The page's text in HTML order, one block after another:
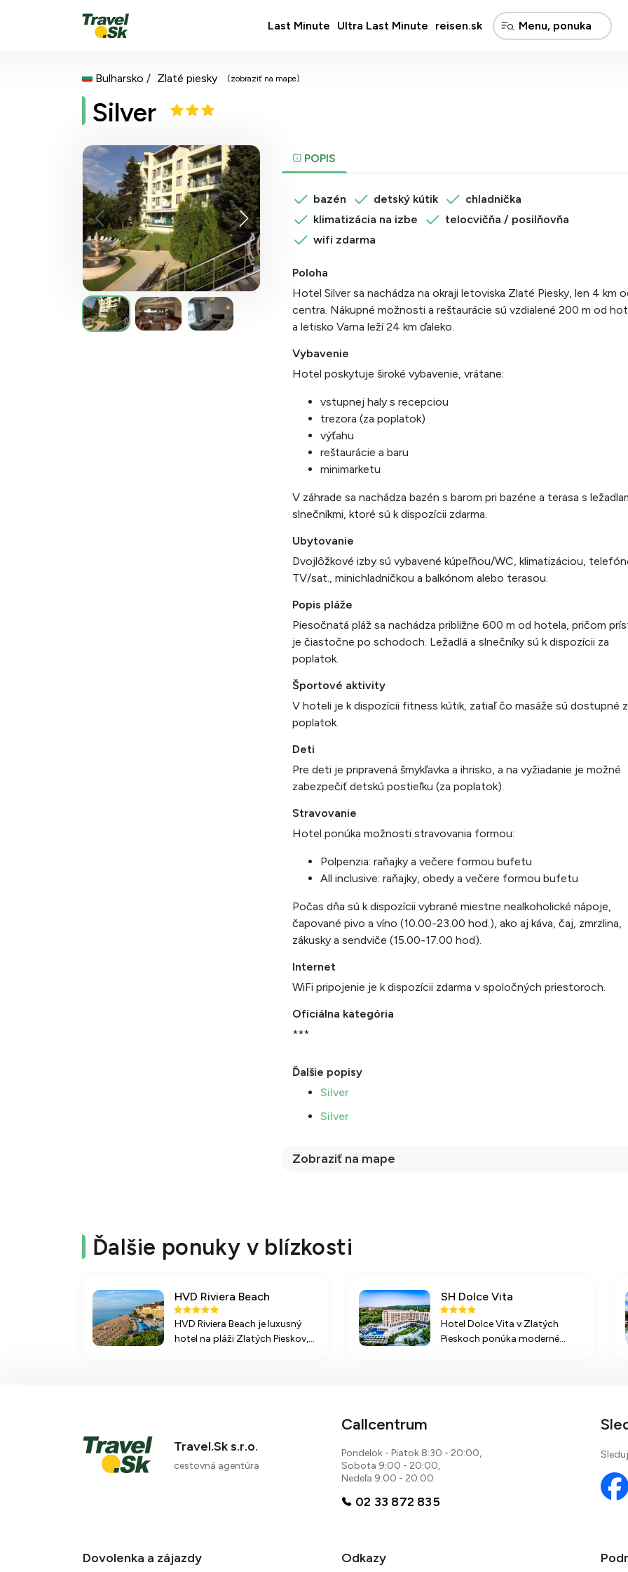
Last Minute Ultra Last Minute reisen.sk
Bulharsko Zlaté piesky (zobraziť na mape)
Silver
POPIS
bazén detský kútik
chladnička
klimatizácia na izbe
telocvičňa / posilňovňa
wifi zdarma
Poloha
Hotel Silver sa nachádza na okraji letoviska Zlaté Piesky, len 4 km
centra. Nákupné možnosti a reštaurácie sú vzdialené 200 m od
a letisko Varna leží 24 km ďaleko.
Vybavenie
Hotel poskytuje široké vybavenie, vrátane:
vstupnej haly s recepciou
trezora (za poplatok)
výťahu
reštaurácie a baru
minimarketu
V záhrade sa nachádza bazén s barom pri bazéne a terasa s
slnečníkmi, ktoré sú k dispozícii zdarma.
Ubytovanie
Dvojlôžkové izby sú vybavené kúpeľňou/WC, klimatizáciou,
TV/sat., minichladničkou a balkónom alebo terasou.
Popis pláže
Piesočnatá pláž sa nachádza približne 600 m od hotela, pričom
je čiastočne po schodoch. Ležadlá a slnečníky sú k dispozícii za
poplatok.
Športové aktivity
V hoteli je k dispozícii fitness kútik, zatiaľ čo masáže sú dostupné
poplatok.
Deti
Pre deti je pripravená šmykľavka a ihrisko, a na vyžiadanie je možné
zabezpečiť detskú postieľku (za poplatok).
Stravovanie
Hotel ponúka možnosti stravovania formou:
Polpenzia: raňajky a večere formou bufetu
All inclusive: raňajky, obedy a večere formou bufetu
Počas dňa sú k dispozícii vybrané miestne nealkoholické nápoje,
čapované pivo a víno (10.00-23.00 hod.), ako aj káva, čaj, zmrzlina,
zákusky a sendviče (15.00-17.00 hod).
Internet
WiFi pripojenie je k dispozícii zdarma v spoločných priestoroch.
Oficiálna kategória
***
Ďalšie popisy
Silver
Silver
Zobraziť na mape
Ďalšie ponuky v blízkosti
HVD Riviera Beach
HVD Riviera Beach je luxusný
hotel na pláži Zlatých Pieskov,
SH Dolce Vita
Hotel Dolce Vita v Zlatých
Pieskoch ponúka moderné
Travel.Sk s.r.o.
cestovná agentúra
Callcentrum
Pondelok - Piatok 8:30 - 20:00,
Sobota 9:00 - 20:00,
Nedeľa 9:00 - 20:00
02 33 872 835